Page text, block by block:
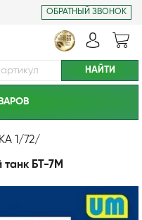
ОБРАТНЫЙ ЗВОНОК
1/72/
танк БТ-7М